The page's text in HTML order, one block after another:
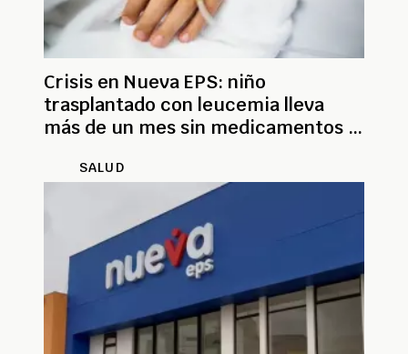
Crisis en Nueva EPS: niño
trasplantado con leucemia lleva
más de un mes sin medicamentos y
SALUD